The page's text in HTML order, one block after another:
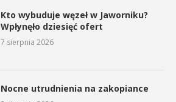
Kto wybuduje węzeł w Jaworniku?
Wpłynęło dziesięć ofert
7 sierpnia 2026
Nocne utrudnienia na zakopiance